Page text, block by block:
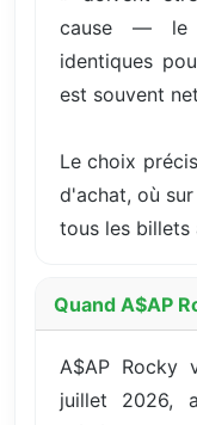
cause — le
identiques
est souvent
Le choix
d'achat, où
tous les billets
Quand A$AP
A$AP Rocky
juillet 2026,